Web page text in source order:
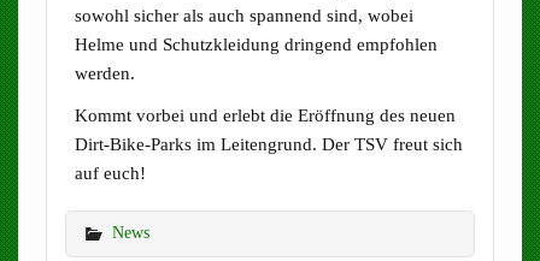
sowohl sicher als auch spannend sind, wobei
Helme und Schutzkleidung dringend empfohlen
werden.
Kommt vorbei und erlebt die Eröffnung des neuen
Dirt-Bike-Parks im Leitengrund. Der TSV freut sich
auf euch!
News